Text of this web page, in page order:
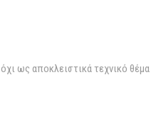
ως αποκλειστικά τεχνικό θέμα